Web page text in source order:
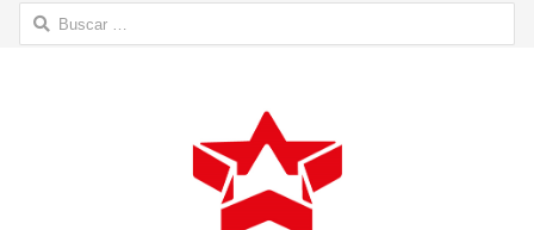
Buscar: